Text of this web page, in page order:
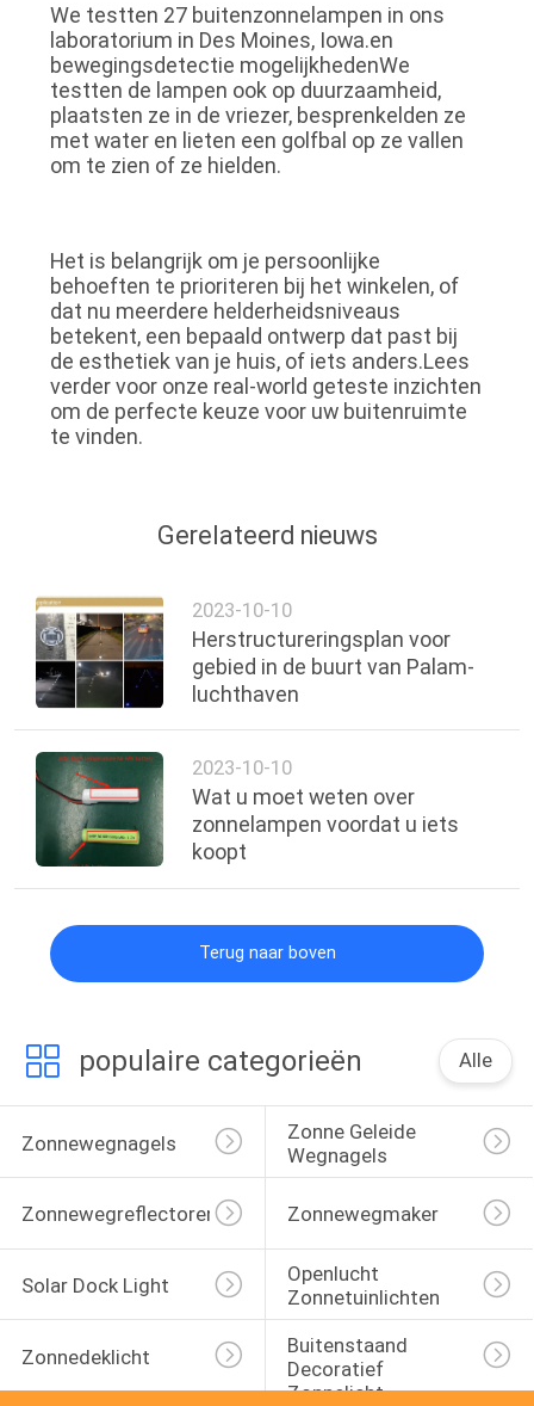
We testten 27 buitenzonnelampen in ons
laboratorium in Des Moines, Iowa.en
bewegingsdetectie mogelijkhedenWe
testten de lampen ook op duurzaamheid,
plaatsten ze in de vriezer, besprenkelden ze
met water en lieten een golfbal op ze vallen
om te zien of ze hielden.
Het is belangrijk om je persoonlijke
behoeften te prioriteren bij het winkelen, of
dat nu meerdere helderheidsniveaus
betekent, een bepaald ontwerp dat past bij
de esthetiek van je huis, of iets anders.Lees
verder voor onze real-world geteste inzichten
om de perfecte keuze voor uw buitenruimte
te vinden.
Gerelateerd nieuws
2023-10-10
Herstructureringsplan voor
gebied in de buurt van Palam-
luchthaven
2023-10-10
Wat u moet weten over
zonnelampen voordat u iets
koopt
Terug naar boven
populaire categorieën Alle
Zonnewegnagels
Zonne Geleide
Wegnagels
Zonnewegreflectoren Zonnewegmaker
Solar Dock Light
Openlucht
Zonnetuinlichten
Zonnedeklicht
Buitenstaand
Decoratief
Zonnelicht